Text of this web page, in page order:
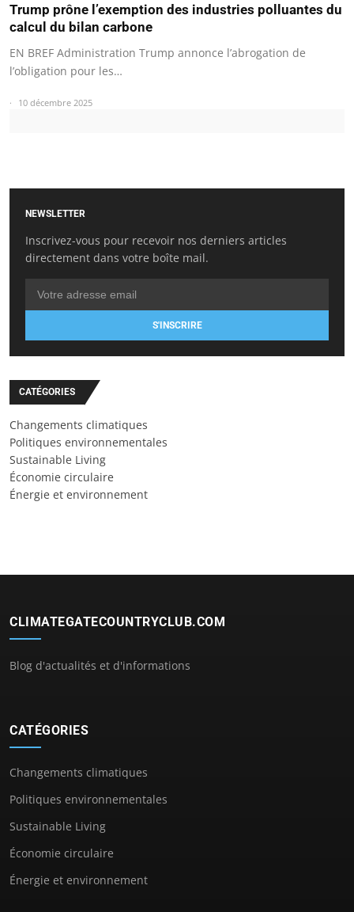
Trump prône l’exemption des industries polluantes du
calcul du bilan carbone
EN BREF Administration Trump annonce l’abrogation de
l’obligation pour les…
10 décembre 2025
NEWSLETTER
Inscrivez-vous pour recevoir nos derniers articles
directement dans votre boîte mail.
S'INSCRIRE
CATÉGORIES
Changements climatiques
Politiques environnementales
Sustainable Living
Économie circulaire
Énergie et environnement
CLIMATEGATECOUNTRYCLUB.COM
Blog d'actualités et d'informations
CATÉGORIES
Changements climatiques
Politiques environnementales
Sustainable Living
Économie circulaire
Énergie et environnement